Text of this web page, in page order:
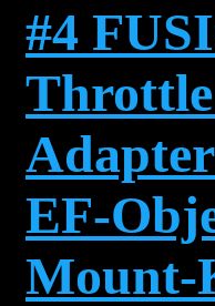
#4
EF-
Mount-